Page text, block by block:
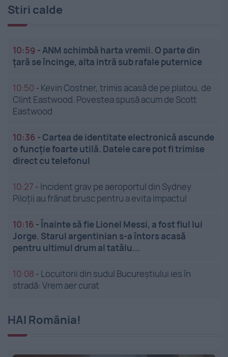
Stiri calde
10:59 -ANM schimbă harta vremii. O parte din
țară se încinge, alta intră sub rafale puternice
10:50 - Kevin Costner, trimis acasă de pe platou, de
Clint Eastwood. Povestea spusă acum de Scott
Eastwood
10:36 -Cartea de identitate electronică ascunde
o funcție foarte utilă. Datele care pot fi trimise
direct cu telefonul
10:27 - Incident grav pe aeroportul din Sydney.
Piloții au frânat brusc pentru a evita impactul
10:16 -Înainte să fie Lionel Messi, a fost fiul lui
Jorge. Starul argentinian s-a întors acasă
pentru ultimul drum al tatălu...
10:08 - Locuitorii din sudul Bucureștiului ies în
stradă: Vrem aer curat
HAI România!